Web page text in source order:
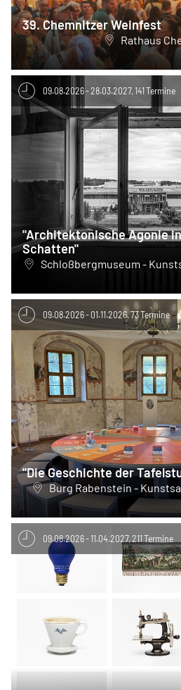
39. Chemnitzer Weinfest
Rathaus
09.08.2026 - 28.03.2027, 141 Termine
"Architektonische Agonie
Schatten"
Schloßbergmuseum -
09.08.2026 - 01.11.2026, 73 Termine
"Die Geschichte der
Burg Rabenstein -
09.08.2026 - 11.04.2027, 211 Termine